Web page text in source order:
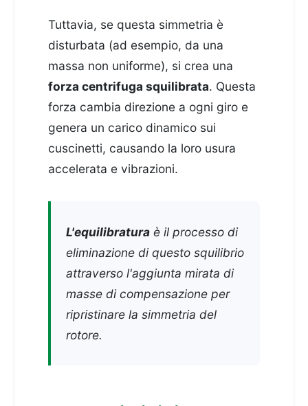
Tuttavia, se questa simmetria è
disturbata (ad esempio, da una
massa non uniforme), si crea una
forza centrifuga squilibrata. Questa
forza cambia direzione a ogni giro e
genera un carico dinamico sui
cuscinetti, causando la loro usura
accelerata e vibrazioni.
L'equilibratura è il processo di
eliminazione di questo squilibrio
attraverso l'aggiunta mirata di
masse di compensazione per
ripristinare la simmetria del
rotore.